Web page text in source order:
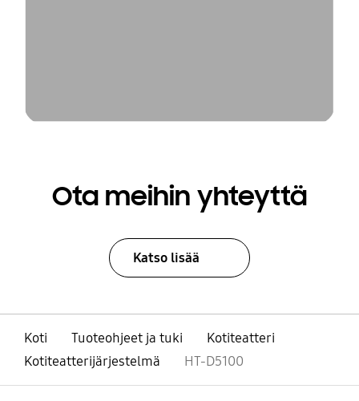
Ota meihin yhteyttä
Katso lisää
Koti Tuoteohjeet ja tuki
Kotiteatteri
Kotiteatterijärjestelmä
HT-D5100